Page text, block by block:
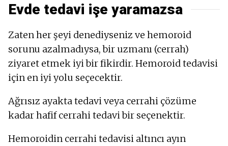
Evde tedavi işe yaramazsa
Zaten her şeyi denediyseniz ve hemoroid
sorunu azalmadıysa, bir uzmanı (cerrah)
ziyaret etmek iyi bir fikirdir. Hemoroid tedavisi
için en iyi yolu seçecektir.
Ağrısız ayakta tedavi veya cerrahi çözüme
kadar hafif cerrahi tedavi bir seçenektir.
Hemoroidin cerrahi tedavisi altıncı ayın